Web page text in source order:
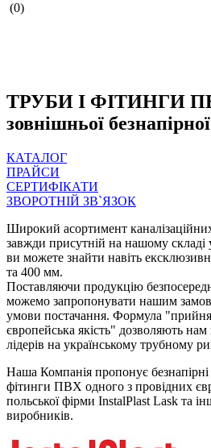
(0)
ТРУБИ І ФІТИНГИ
зовнішньої
КАТАЛОГ
ПРАЙСИ
СЕРТИФІКАТИ
ЗВОРОТНІЙ ЗВ`ЯЗОК
Широкий асортимент
завжди присутній на нашому складі
ви можете знайти навіть
та 400 мм.
Поставляючи продукцію
можемо запропонувати нашим
умови постачання. Формула
європейська якість" дозволяють
лідерів на українському трубному
Наша Компанія пропонує безнапірні
фітинги ПВХ одного з провідних
польської фірми InstalPlast Lask та
виробників.